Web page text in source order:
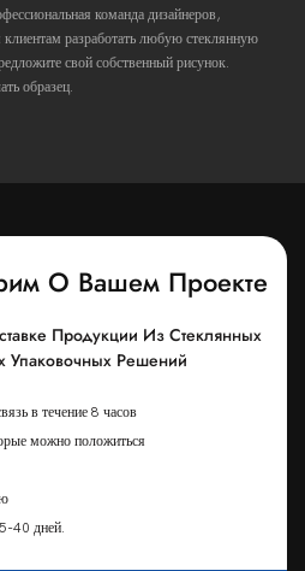
команда дизайнеров,
разработать любую стеклянную
свой собственный рисунок.
образец.
О Вашем Проекте
Продукции Из Стеклянных
Упаковочных Решений
в течение 8 часов
можно положиться
40 дней.